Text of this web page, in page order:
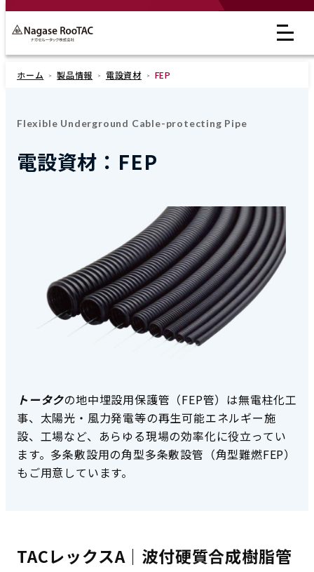
ホーム 製品情報 電設資材 FEP
Flexible Underground Cable-protecting Pipe
電設資材：FEP
トータクの地中埋設用保護管（FEP管）は無電柱化工
事、太陽光・風力発電等の再生可能エネルギー施
設、工場など、あらゆる現場の効率化に役立ってい
ます。多条敷設用の角型多条敷設管（角型難燃FEP）
もご用意しています。
電設資材：FEP 商品一覧
TACレックスA｜波付硬質合成樹脂管